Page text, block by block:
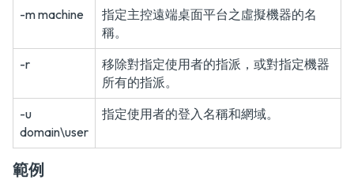
-m machine
指定主控遠端桌面平台之虛擬機器的名
稱。
-r
移除對指定使用者的指派，或對指定機器
所有的指派。
-u
domain\user
指定使用者的登入名稱和網域。
範例